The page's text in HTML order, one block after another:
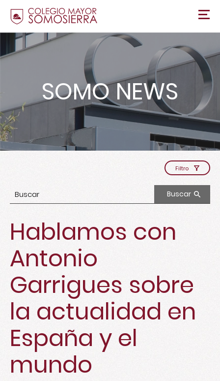
SOMO NEWS
Filtro
Buscar
Hablamos con
Antonio
Garrigues sobre
la actualidad en
España y el
mundo